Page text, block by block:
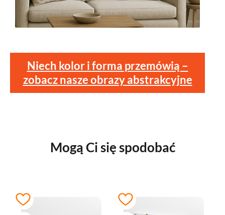
Niech kolor i forma przemówią –
zobacz nasze obrazy abstrakcyjne
Mogą Ci się spodobać